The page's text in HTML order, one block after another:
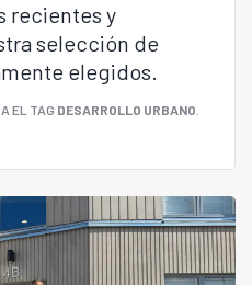
recientes y
selección de
elegidos.
EL TAG DESARROLLO URBANO